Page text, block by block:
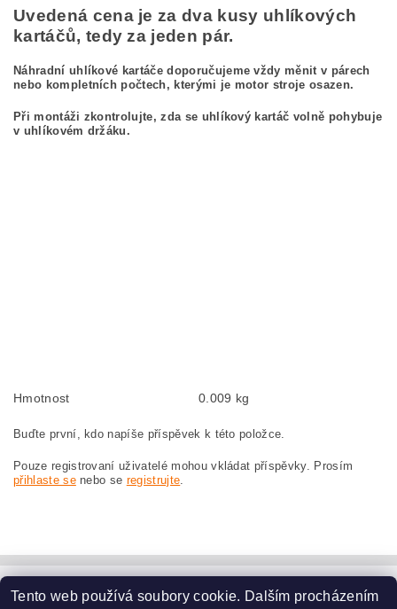
Uvedená cena je za dva kusy uhlíkových
kartáčů, tedy za jeden pár.
Náhradní uhlíkové kartáče doporučujeme vždy měnit v párech
nebo kompletních počtech, kterými je motor stroje osazen.
Při montáži zkontrolujte, zda se uhlíkový kartáč volně pohybuje
v uhlíkovém držáku.
Hmotnost 0.009 kg
Buďte první, kdo napíše příspěvek k této položce.
Pouze registrovaní uživatelé mohou vkládat příspěvky. Prosím
přihlaste senebo se registrujte.
www.dodilny.cz
Tento web používá soubory cookie. Dalším procházením